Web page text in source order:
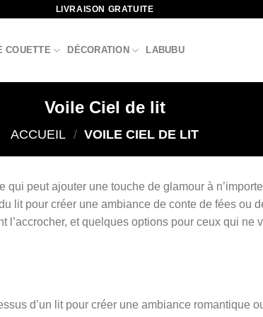
LIVRAISON GRATUITE
COUETTE DÉCORATION LABUBU
Voile Ciel de lit
ACCUEIL / VOILE CIEL DE LIT
peut ajouter une touche de glamour à
lit pour créer une ambiance de conte de fées ou
l’accrocher, et quelques options pour ceux qui ne
d’un lit pour créer une ambiance romantique